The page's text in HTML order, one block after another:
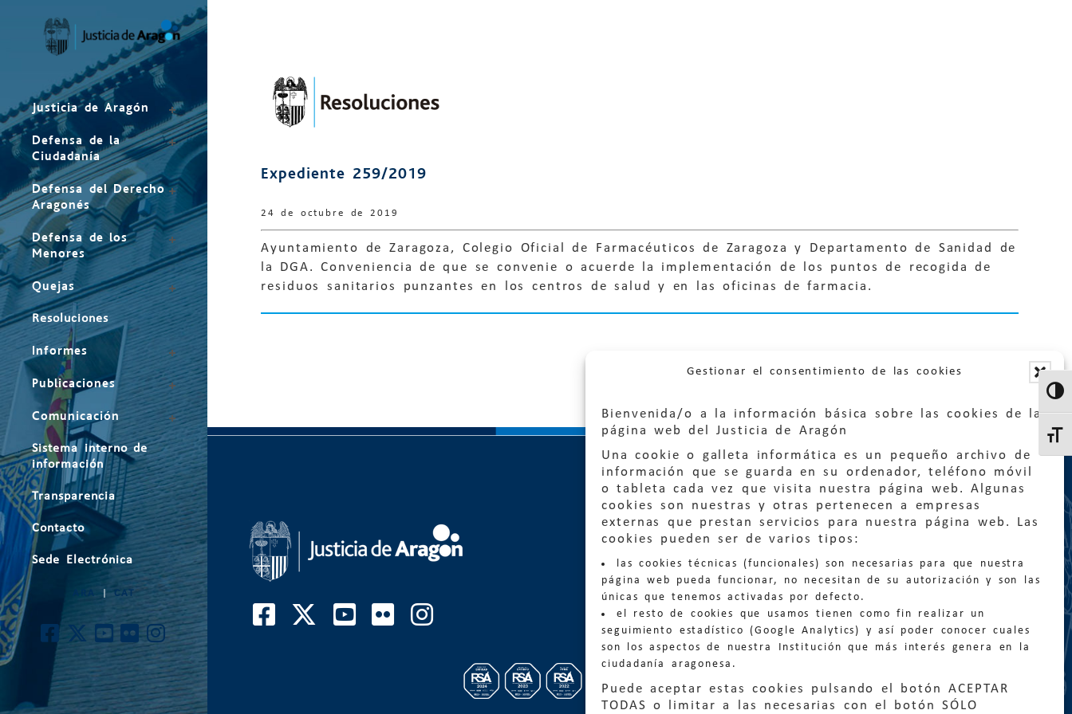
Gestionar el consentimiento de las cookies
Bienvenida/o a la información básica sobre las cookies de la
página web del Justicia de Aragón
Una cookie o galleta informática es un pequeño archivo de
información que se guarda en su ordenador, teléfono móvil
o tableta cada vez que visita nuestra página web. Algunas
cookies son nuestras y otras pertenecen a empresas
externas que prestan servicios para nuestra página web. Las
cookies pueden ser de varios tipos:
las cookies técnicas (funcionales) son necesarias para que nuestra
página web pueda funcionar, no necesitan de su autorización y son las
únicas que tenemos activadas por defecto.
el resto de cookies que usamos tienen como fin realizar un
seguimiento estadístico (Google Analytics) y así poder conocer cuales
son los aspectos de nuestra Institución que más interés genera en la
ciudadanía aragonesa.
Puede aceptar estas cookies pulsando el botón ACEPTAR
TODAS o limitar a las necesarias con el botón SÓLO
Justicia de Aragón
Defensa de la
Ciudadanía
Defensa del Derecho
Aragonés
Defensa de los
Menores
Quejas
Resoluciones
Informes
Publicaciones
Comunicación
Sistema interno de
información
Transparencia
Contacto
Sede Electrónica
|CAT
Expediente 259/2019
24 de octubre de 2019
Ayuntamiento de Zaragoza, Colegio Oficial de Farmacéuticos de Zaragoza y Departamento de Sanidad de
la DGA. Conveniencia de que se convenie o acuerde la implementación de los puntos de recogida de
residuos sanitarios punzantes en los centros de salud y en las oficinas de farmacia.
Quejas:quejas@eljusticiadearagon.es
Información general:
informacion@eljusticiadearagon.es
Teléfonos: 900 210 210/ 976 399 354